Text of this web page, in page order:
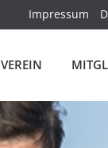
Impressum
VEREIN